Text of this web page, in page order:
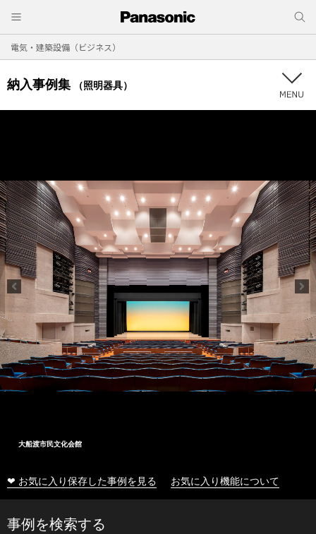
電気・建築設備（ビジネス）
納入事例集 （照明器具）
大船渡市民文化会館
❤ お気に入り保存した事例を見る お気に入り機能について
事例を検索する